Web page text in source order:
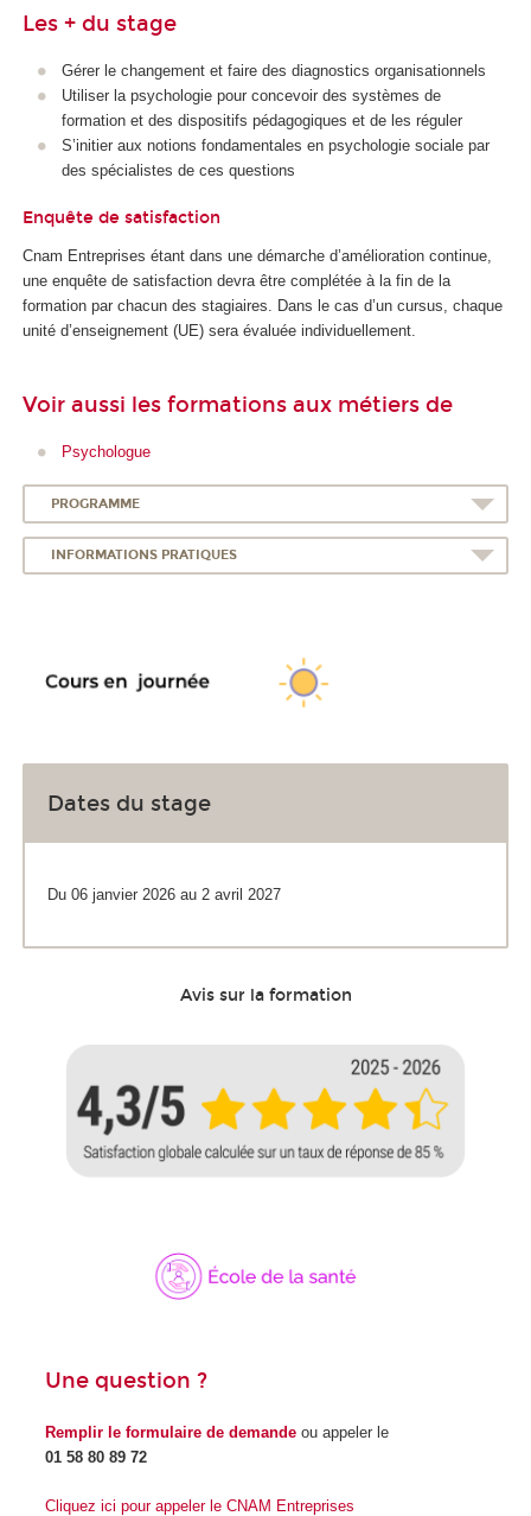
Les + du stage
Gérer le changement et faire des diagnostics organisationnels
Utiliser la psychologie pour concevoir des systèmes de
formation et des dispositifs pédagogiques et de les réguler
S’initier aux notions fondamentales en psychologie sociale par
des spécialistes de ces questions
Enquête de satisfaction
Cnam Entreprises étant dans une démarche d’amélioration continue,
une enquête de satisfaction devra être complétée à la fin de la
formation par chacun des stagiaires. Dans le cas d’un cursus, chaque
unité d’enseignement (UE) sera évaluée individuellement.
Voir aussi les formations aux métiers de
Psychologue
PROGRAMME
INFORMATIONS PRATIQUES
Dates du stage
Du 06 janvier 2026 au 2 avril 2027
Avis sur la formation
Une question ?
Remplir le formulaire de demande ou appeler le
01 58 80 89 72
Cliquez ici pour appeler le CNAM Entreprises